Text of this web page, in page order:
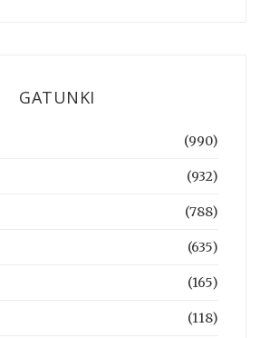
GATUNKI
(990)
(932)
(788)
(635)
(165)
(118)